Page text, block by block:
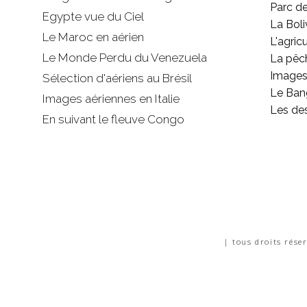
Egypte vue du Ciel
Le Maroc en aérien
Le Monde Perdu du Venezuela
Sélection d'aériens au Brésil
Images aériennes en Italie
En suivant le fleuve Congo
Parc
La
La
Le
Les
| tous droits